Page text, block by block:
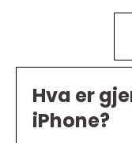
Hva er
iPhone?